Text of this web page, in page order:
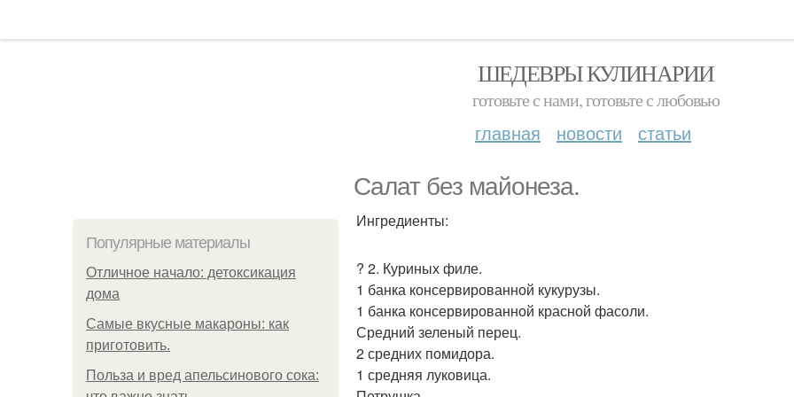
ШЕДЕВРЫ КУЛИНАРИИ
готовьте с нами, готовьте с любовью
главная новости статьи
Салат без майонеза.
Популярные материалы
Отличное начало: детоксикация
дома
Самые вкусные макароны: как
приготовить.
Польза и вред апельсинового сока:
Ингредиенты:
? 2. Куриных филе.
1 банка консервированной кукурузы.
1 банка консервированной красной фасоли.
Средний зеленый перец.
2 средних помидора.
1 средняя луковица.